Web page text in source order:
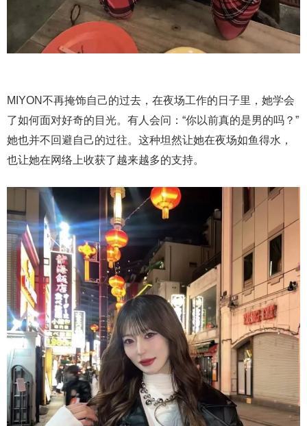
MIYON不再掩饰自己的过去，在夜场工作的日子里，她学会
了如何面对好奇的目光。有人会问：“你以前真的是男的吗？”
她也并不回避自己的过往。这种坦然让她在夜场如鱼得水，
也让她在网络上收获了越来越多的支持。